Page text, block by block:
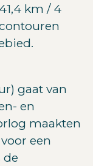
km / 4
gaat van
en
maakten
een
de